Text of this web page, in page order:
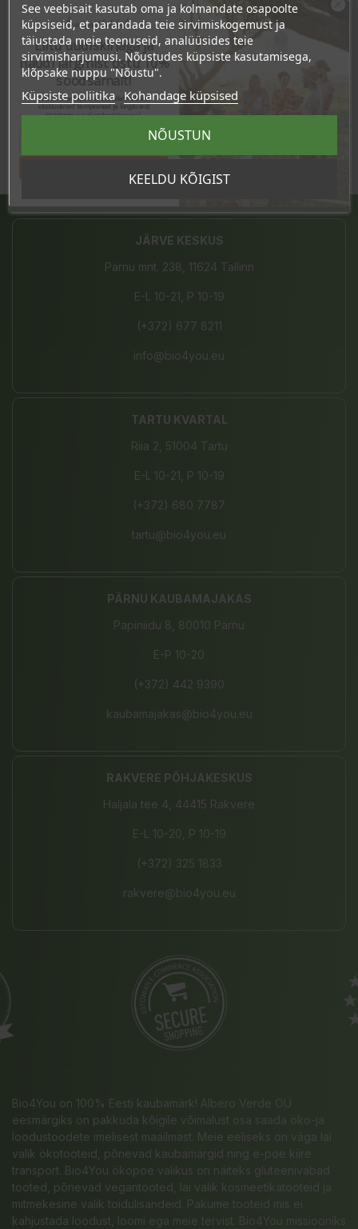
Koostisosad:100%Melaleuca alternifolia
õli
mahepõllumajandusest
seespidiselt kasutamist võib soovitada ainult spetsialist. Hoida
eemal laste käeulatusest.
Jaga
JÄRVE KESKUS
Pärnu mnt. 238, 11624 Tallinn
E-L 10-21, P 10-19
(+372) 677 8211
info@bio4you.eu
TARTU KVARTAL
Riia 2, 51004 Tartu
E-L 10-21, P 10-19
(+372) 680 7787
tartu@bio4you.eu
PÄRNU KAUBAMAJAKAS
Papiniidu 8, 80010 Pärnu
E-P 10-20
(+372) 442 9390
kaubamajakas@bio4you.eu
RAKVERE PÕHJAKESKUS
Haljala tee 4, 44415 Rakvere
E-L 10-20, P 10-19
(+372) 325 1833
rakvere@bio4you.eu
Bio4You on 100% Eesti kaubamärk! Albero Verde OÜ
eesmärgiks on pakkuda kõigile võimalust osa saada öko-ja
loodustoodete imelisest maailmast. Meie eeliseks on väga lai
valik ökotooteid, põnevad kaubamärgid ning e-poe kiire
transport. Bio4You ökopoe valikus on näiteks gluteenivabad
tooted, põnevad vegantooted, lai valik kosmeetikatooteid ja
mitmekesine valik toidulisandeid. Pakume tooteid mis ei
kahjustada loodust, loomi ega meie tervist. Bio4You missiooniks
See veebisait kasutab oma ja kolmandate osapoolte
küpsiseid, et parandada teie sirvimiskogemust ja
täiustada meie teenuseid, analüüsides teie
sirvimisharjumusi. Nõustudes küpsiste kasutamisega,
klõpsake nuppu "Nõustu".
Küpsiste poliitika Kohandage küpsised
KEELDU KÕIGIST
NÕUSTUN
Ära veel lahku!
Liitu uudiskirjaga ja
naudi järgmist ostu 10%
soodsamalt!
Sind ootavad spetsiaalsed allahindlused,
eksklusiivsed kampaaniad ja kingitused!
Registreeru e-maili aadressiga ja saad